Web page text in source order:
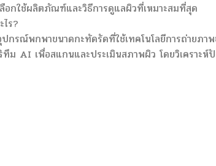
อกใช้ผลิตภัณฑ์และวิธีการดูแลผิวที่เหมาะสมที่สุด
ร?
ปกรณ์พกพาขนาดกะทัดรัดที่ใช้เทคโนโลยีการถ่ายภา
ม AI เพื่อสแกนและประเมินสภาพผิว โดยวิเคราะห์